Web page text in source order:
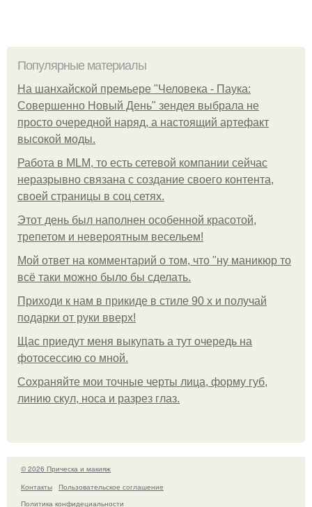
Популярные материалы
На шанхайской премьере "Человека - Паука:
Совершенно Новый День" зендея выбрала не
просто очередной наряд, а настоящий артефакт
высокой моды.
Работа в MLM, то есть сетевой компании сейчас
неразрывно связана с создание своего контента,
своей страницы в соц сетях.
Этот день был наполнен особенной красотой,
трепетом и невероятным весельем!
Мой ответ на комментарий о том, что "ну маникюр то
всё таки можно было бы сделать.
Приходи к нам в прикиде в стиле 90 х и получай
подарки от руки вверх!
Щас приедут меня выкупать а тут очередь на
фотосессию со мной.
Сохраняйте мои точные черты лица, форму губ,
линию скул, носа и разрез глаз.
© 2026 Прическа и макияж
Контакты
Пользовательское соглашение
Политика конфидециальности